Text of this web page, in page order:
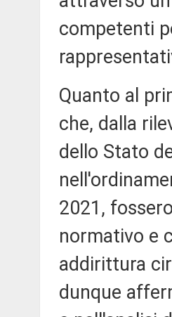
competenti
Quanto al
che, dalla
dello Stato
2021,
normativo e
addirittura
dunque